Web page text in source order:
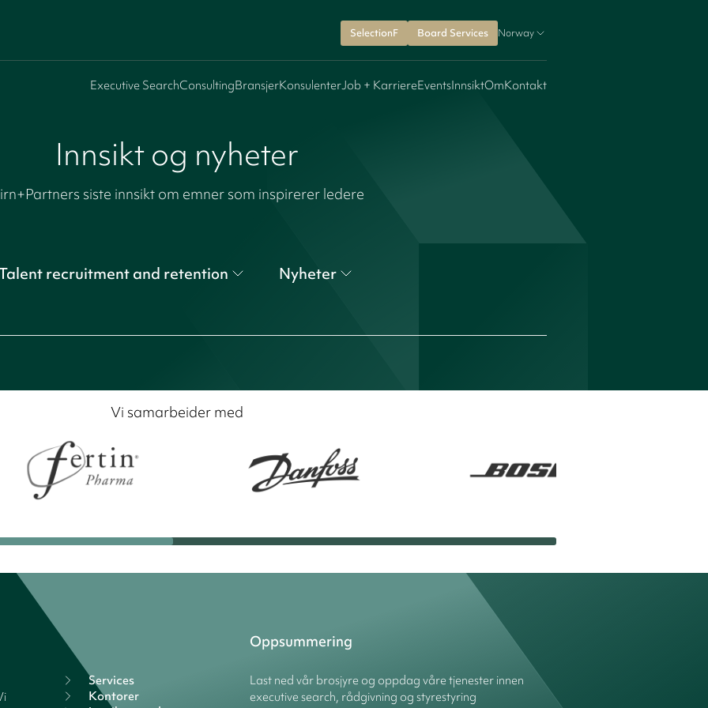
SelectionF Board Services Norway
Executive SearchConsultingBransjerKonsulenterJob + KarriereEventsInnsiktOmKontakt
Innsikt og nyheter
siste innsikt om emner som inspirerer ledere
recruitment and retention Nyheter
Vi samarbeider med
Services
Kontorer
Oppsummering
Last ned vår brosjyre og oppdag våre tjenester innen
executive search, rådgivning og styrestyring